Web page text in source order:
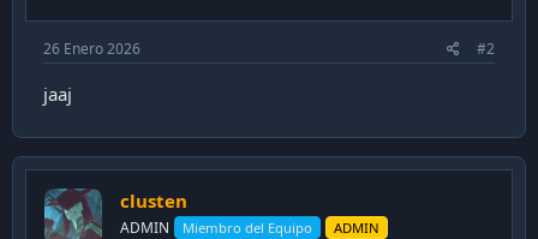
26 Enero 2026 #2
jaaj
clusten
ADMIN Miembro del Equipo ADMIN